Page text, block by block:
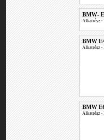
BMW-
Alkatrész •
BMW
Alkatrész •
BMW
Alkatrész •